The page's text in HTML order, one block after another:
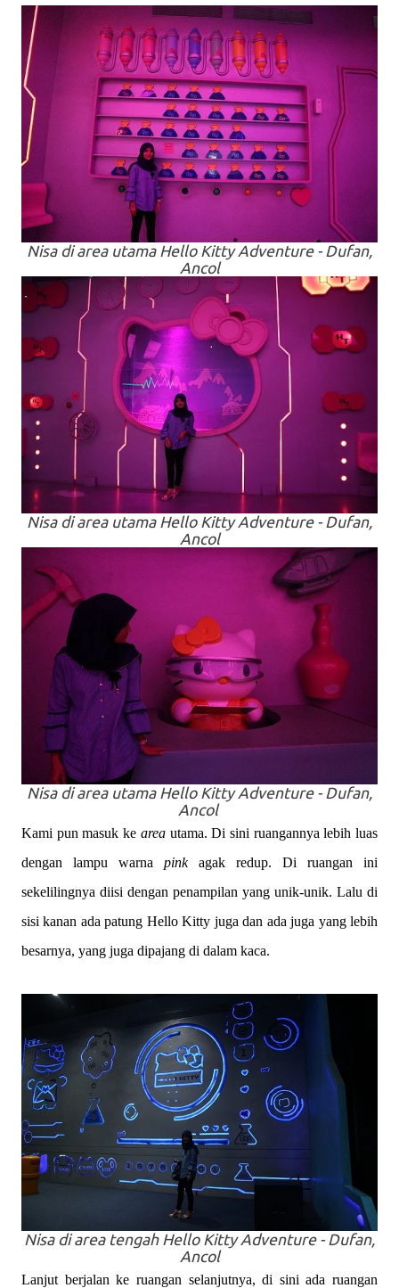
Nisa diareautama Hello Kitty Adventure - Dufan,
Ancol
Nisa diareautama Hello Kitty Adventure - Dufan,
Ancol
Nisa di area utama Hello Kitty Adventure - Dufan,
Ancol
Kami pun masuk ke area utama. Di sini ruangannya lebih luas
dengan lampu warna pink agak redup. Di ruangan ini
sekelilingnya diisi dengan penampilan yang unik-unik. Lalu di
sisi kanan ada patung Hello Kitty juga dan ada juga yang lebih
besarnya, yang juga dipajang di dalam kaca.
Nisa diareatengah Hello Kitty Adventure - Dufan,
Ancol
Lanjut berjalan ke ruangan selanjutnya, di sini ada ruangan